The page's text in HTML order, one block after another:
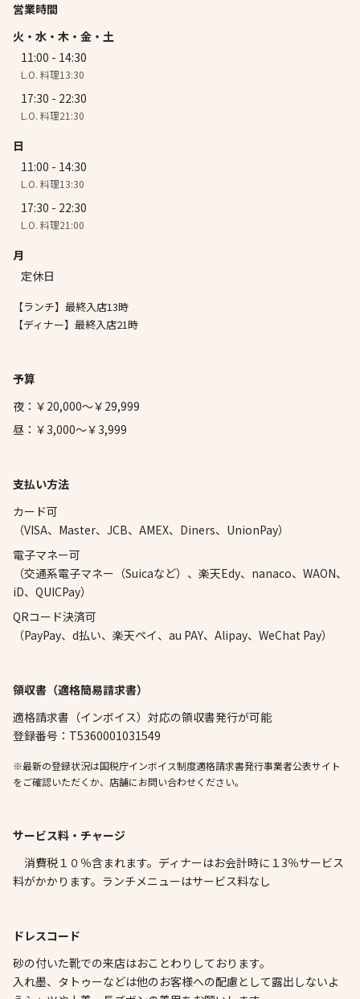
営業時間
火・水・木・金・土
11:00 - 14:30
L.O. 料理13:30
17:30 - 22:30
L.O. 料理21:30
日
11:00 - 14:30
L.O. 料理13:30
17:30 - 22:30
L.O. 料理21:00
月
定休日
【ランチ】最終入店13時
【ディナー】最終入店21時
予算
夜：￥20,000～￥29,999
昼：￥3,000～￥3,999
支払い方法
カード可
（VISA、Master、JCB、AMEX、Diners、UnionPay）
電子マネー可
（交通系電子マネー（Suicaなど）、楽天Edy、nanaco、WAON、
iD、QUICPay）
QRコード決済可
（PayPay、d払い、楽天ペイ、au PAY、Alipay、WeChat Pay）
領収書（適格簡易請求書）
適格請求書（インボイス）対応の領収書発行が可能
登録番号：T5360001031549
※最新の登録状況は国税庁インボイス制度適格請求書発行事業者公表サイト
をご確認いただくか、店舗にお問い合わせください。
サービス料・チャージ
消費税１０％含まれます。ディナーはお会計時に１3％サービス
料がかかります。ランチメニューはサービス料なし
ドレスコード
砂の付いた靴での来店はおことわりしております。
入れ墨、タトゥーなどは他のお客様への配慮として露出しないよ